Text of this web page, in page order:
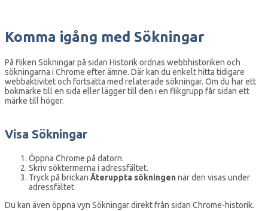
Komma igång med Sökningar
På fliken Sökningar på sidan Historik ordnas webbhistoriken och
sökningarna i Chrome efter ämne. Där kan du enkelt hitta tidigare
webbaktivitet och fortsätta med relaterade sökningar. Om du har ett
bokmärke till en sida eller lägger till den i en flikgrupp får sidan ett
märke till höger.
Visa Sökningar
Öppna Chrome på datorn.
Skriv söktermerna i adressfältet.
Tryck på brickan Återuppta sökningen när den visas under
adressfältet.
Du kan även öppna vyn Sökningar direkt från sidan Chrome-historik.